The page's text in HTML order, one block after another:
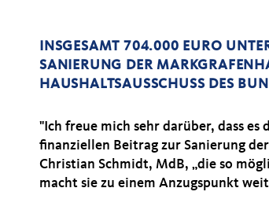
INSGESAMT 704.000 EURO
SANIERUNG DER
HAUSHALTSAUSSCHUSS DES
"Ich freue mich sehr darüber, dass
finanziellen Beitrag zur Sanierung
Christian Schmidt, MdB, „die so
macht sie zu einem Anzugspunkt